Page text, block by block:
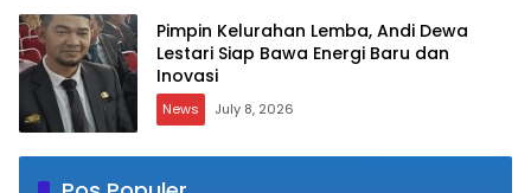
Pimpin Kelurahan Lemba, Andi Dewa
Lestari Siap Bawa Energi Baru dan
Inovasi
News July 8, 2026